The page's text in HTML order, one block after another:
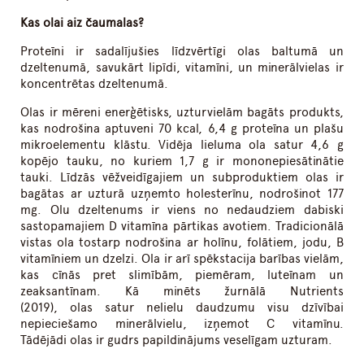
Kas olai aiz čaumalas?
Proteīni ir sadalījušies līdzvērtīgi olas baltumā un
dzeltenumā, savukārt lipīdi, vitamīni, un minerālvielas ir
koncentrētas dzeltenumā.
Olas ir mēreni enerģētisks, uzturvielām bagāts produkts,
kas nodrošina aptuveni 70 kcal, 6,4 g proteīna un plašu
mikroelementu klāstu. Vidēja lieluma ola satur 4,6 g
kopējo tauku, no kuriem 1,7 g ir mononepiesātinātie
tauki. Līdzās vēžveidīgajiem un subproduktiem olas ir
bagātas ar uzturā uzņemto holesterīnu, nodrošinot 177
mg. Olu dzeltenums ir viens no nedaudziem dabiski
sastopamajiem D vitamīna pārtikas avotiem. Tradicionālā
vistas ola tostarp nodrošina ar holīnu, folātiem, jodu, B
vitamīniem un dzelzi. Ola ir arī spēkstacija barības vielām,
kas cīnās pret slimībām, piemēram, luteīnam un
zeaksantīnam. Kā minēts žurnālā Nutrients
(2019), olas satur nelielu daudzumu visu dzīvībai
nepieciešamo minerālvielu, izņemot C vitamīnu.
Tādējādi olas ir gudrs papildinājums veselīgam uzturam.